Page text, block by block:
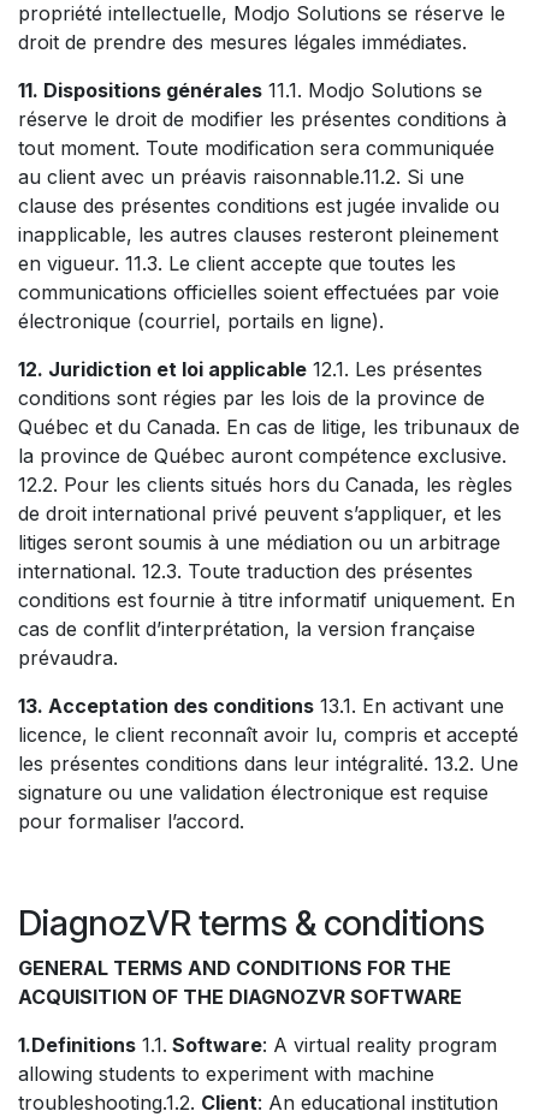
propriété intellectuelle, Modjo Solutions se réserve le
droit de prendre des mesures légales immédiates.
11. Dispositions générales 11.1. Modjo Solutions se
réserve le droit de modifier les présentes conditions à
tout moment. Toute modification sera communiquée
au client avec un préavis raisonnable.11.2. Si une
clause des présentes conditions est jugée invalide ou
inapplicable, les autres clauses resteront pleinement
en vigueur. 11.3. Le client accepte que toutes les
communications officielles soient effectuées par voie
électronique (courriel, portails en ligne).
12. Juridiction et loi applicable 12.1. Les présentes
conditions sont régies par les lois de la province de
Québec et du Canada. En cas de litige, les tribunaux de
la province de Québec auront compétence exclusive.
12.2. Pour les clients situés hors du Canada, les règles
de droit international privé peuvent s’appliquer, et les
litiges seront soumis à une médiation ou un arbitrage
international. 12.3. Toute traduction des présentes
conditions est fournie à titre informatif uniquement. En
cas de conflit d’interprétation, la version française
prévaudra.
13. Acceptation des conditions 13.1. En activant une
licence, le client reconnaît avoir lu, compris et accepté
les présentes conditions dans leur intégralité. 13.2. Une
signature ou une validation électronique est requise
pour formaliser l’accord.
DiagnozVR terms & conditions
GENERAL TERMS AND CONDITIONS FOR THE
ACQUISITION OF THE DIAGNOZVR SOFTWARE
1.Definitions 1.1. Software: A virtual reality program
allowing students to experiment with machine
troubleshooting.1.2. Client: An educational institution